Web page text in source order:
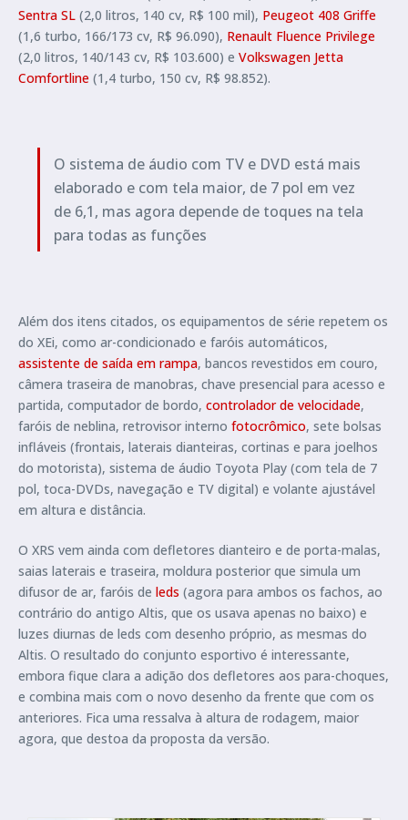
Sentra SL (2,0 litros, 140 cv, R$ 100 mil), Peugeot 408 Griffe
(1,6 turbo, 166/173 cv, R$ 96.090), Renault Fluence Privilege
(2,0 litros, 140/143 cv, R$ 103.600) e Volkswagen Jetta
Comfortline (1,4 turbo, 150 cv, R$ 98.852).
O sistema de áudio com TV e DVD está mais
elaborado e com tela maior, de 7 pol em vez
de 6,1, mas agora depende de toques na tela
para todas as funções
Além dos itens citados, os equipamentos de série repetem os
do XEi, como ar-condicionado e faróis automáticos,
assistente de saída em rampa, bancos revestidos em couro,
câmera traseira de manobras, chave presencial para acesso e
partida, computador de bordo, controlador de velocidade,
faróis de neblina, retrovisor interno fotocrômico, sete bolsas
infláveis (frontais, laterais dianteiras, cortinas e para joelhos
do motorista), sistema de áudio Toyota Play (com tela de 7
pol, toca-DVDs, navegação e TV digital) e volante ajustável
em altura e distância.
O XRS vem ainda com defletores dianteiro e de porta-malas,
saias laterais e traseira, moldura posterior que simula um
difusor de ar, faróis de leds (agora para ambos os fachos, ao
contrário do antigo Altis, que os usava apenas no baixo) e
luzes diurnas de leds com desenho próprio, as mesmas do
Altis. O resultado do conjunto esportivo é interessante,
embora fique clara a adição dos defletores aos para-choques,
e combina mais com o novo desenho da frente que com os
anteriores. Fica uma ressalva à altura de rodagem, maior
agora, que destoa da proposta da versão.